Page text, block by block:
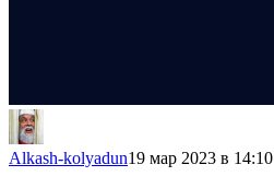
Alkash-kolyadun19 мар 2023 в 14:10